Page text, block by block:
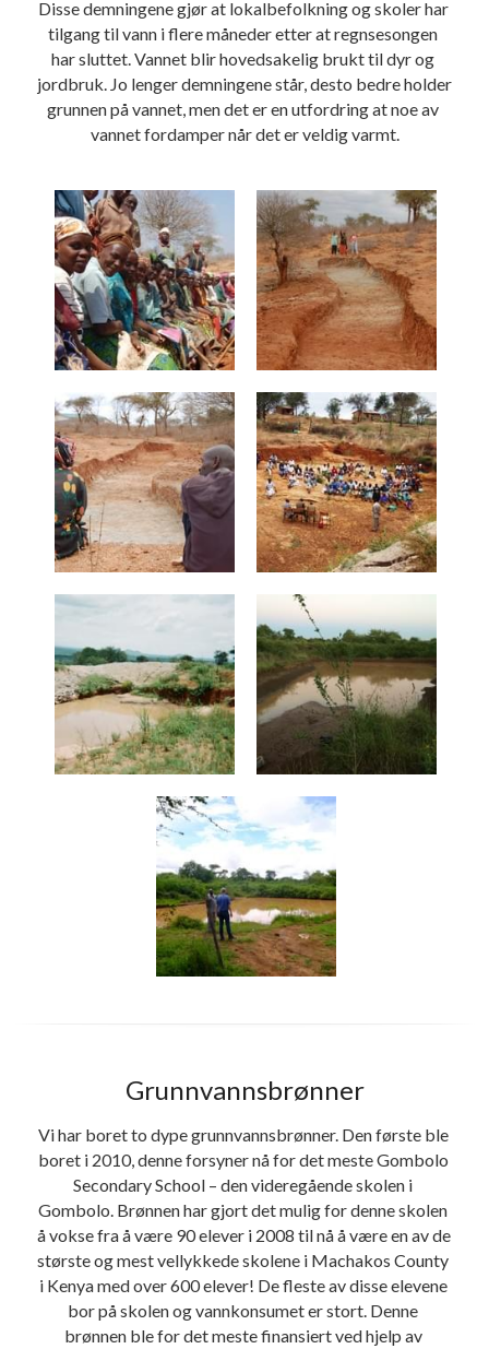
Disse demningene gjør at lokalbefolkning og skoler har
tilgang til vann i flere måneder etter at regnsesongen
har sluttet. Vannet blir hovedsakelig brukt til dyr og
jordbruk. Jo lenger demningene står, desto bedre holder
grunnen på vannet, men det er en utfordring at noe av
vannet fordamper når det er veldig varmt.
Grunnvannsbrønner
Vi har boret to dype grunnvannsbrønner. Den første ble
boret i 2010, denne forsyner nå for det meste Gombolo
Secondary School – den videregående skolen i
Gombolo. Brønnen har gjort det mulig for denne skolen
å vokse fra å være 90 elever i 2008 til nå å være en av de
største og mest vellykkede skolene i Machakos County
i Kenya med over 600 elever! De fleste av disse elevene
bor på skolen og vannkonsumet er stort. Denne
brønnen ble for det meste finansiert ved hjelp av